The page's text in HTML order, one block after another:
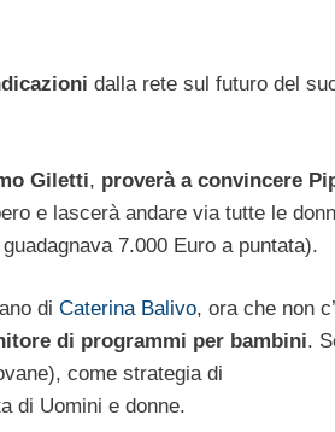
dalla rete sul futuro del
Giletti, proverà a convincere
e lascerà andare via tutte le
guadagnava 7.000 Euro a puntata).
di Caterina Balivo, ora che non
di programmi per bambini.
come strategia di
di Uomini e donne.